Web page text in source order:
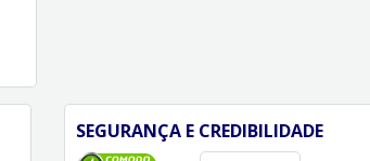
SEGURANÇA E CREDIBILIDADE